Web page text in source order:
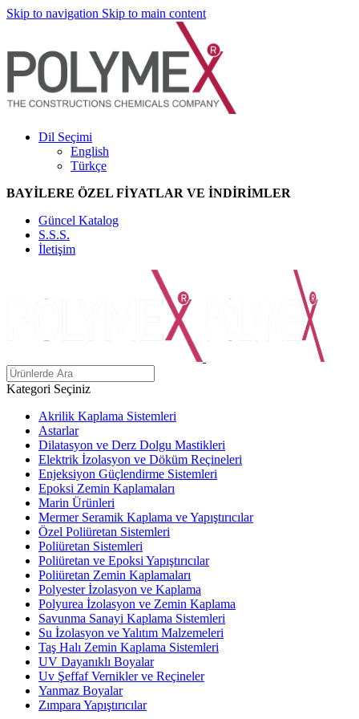
Skip to navigation Skip to main content
Dil Seçimi
English
Türkçe
BAYİLERE ÖZEL FİYATLAR VE İNDİRİMLER
Güncel Katalog
S.S.S.
İletişim
Kategori Seçiniz
Akrilik Kaplama Sistemleri
Astarlar
Dilatasyon ve Derz Dolgu Mastikleri
Elektrik İzolasyon ve Döküm Reçineleri
Enjeksiyon Güçlendirme Sistemleri
Epoksi Zemin Kaplamaları
Marin Ürünleri
Mermer Seramik Kaplama ve Yapıştırıcılar
Özel Poliüretan Sistemleri
Poliüretan Sistemleri
Poliüretan ve Epoksi Yapıştırıcılar
Poliüretan Zemin Kaplamaları
Polyester İzolasyon ve Kaplama
Polyurea İzolasyon ve Zemin Kaplama
Savunma Sanayi Kaplama Sistemleri
Su İzolasyon ve Yalıtım Malzemeleri
Taş Halı Zemin Kaplama Sistemleri
UV Dayanıklı Boyalar
Uv Şeffaf Vernikler ve Reçineler
Yanmaz Boyalar
Zımpara Yapıştırıcılar